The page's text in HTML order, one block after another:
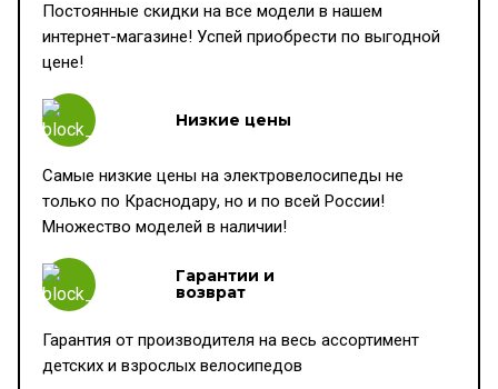
Постоянные скидки на все модели в нашем
интернет-магазине! Успей приобрести по выгодной
цене!
Низкие цены
Самые низкие цены на электровелосипеды не
только по Краснодару, но и по всей России!
Множество моделей в наличии!
Гарантии и
возврат
Гарантия от производителя на весь ассортимент
детских и взрослых велосипедов